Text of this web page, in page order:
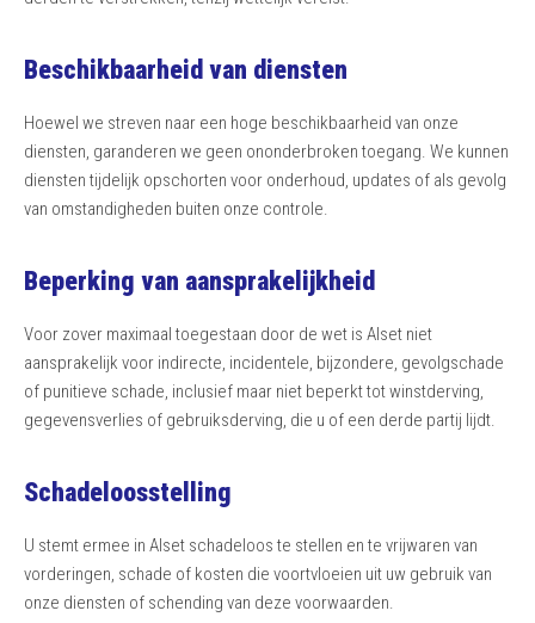
Beschikbaarheid van diensten
Hoewel we streven naar een hoge beschikbaarheid van onze
diensten, garanderen we geen ononderbroken toegang. We kunnen
diensten tijdelijk opschorten voor onderhoud, updates of als gevolg
van omstandigheden buiten onze controle.
Beperking van aansprakelijkheid
Voor zover maximaal toegestaan door de wet is Alset niet
aansprakelijk voor indirecte, incidentele, bijzondere, gevolgschade
of punitieve schade, inclusief maar niet beperkt tot winstderving,
gegevensverlies of gebruiksderving, die u of een derde partij lijdt.
Schadeloosstelling
U stemt ermee in Alset schadeloos te stellen en te vrijwaren van
vorderingen, schade of kosten die voortvloeien uit uw gebruik van
onze diensten of schending van deze voorwaarden.